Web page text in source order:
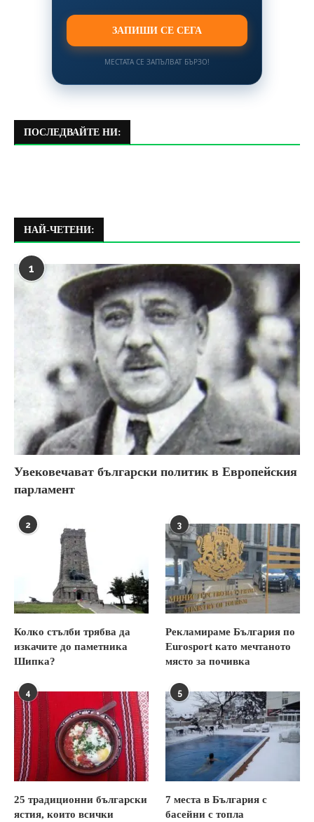
ЗАПИШИ СЕ СЕГА
МЕСТАТА СЕ ЗАПЪЛВАТ БЪРЗО!
ПОСЛЕДВАЙТЕ НИ:
НАЙ-ЧЕТЕНИ:
1
Увековечават български политик в Европейския
парламент
2
Колко стълби трябва да
изкачите до паметника
Шипка?
3
Рекламираме България по
Eurosport като мечтаното
място за почивка
4
25 традиционни български
ястия, които всички
5
7 места в България с
басейни с топла